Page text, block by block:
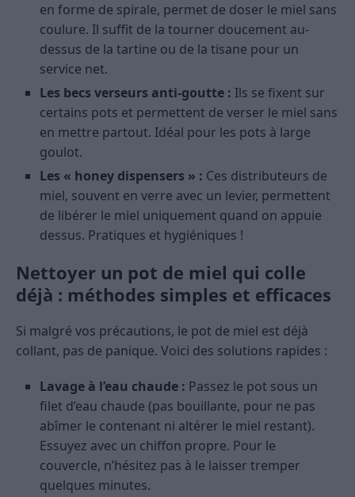
en forme de spirale, permet de doser le miel sans
coulure. Il suffit de la tourner doucement au-
dessus de la tartine ou de la tisane pour un
service net.
Les becs verseurs anti-goutte : Ils se fixent sur
certains pots et permettent de verser le miel sans
en mettre partout. Idéal pour les pots à large
goulot.
Les « honey dispensers » : Ces distributeurs de
miel, souvent en verre avec un levier, permettent
de libérer le miel uniquement quand on appuie
dessus. Pratiques et hygiéniques !
Nettoyer un pot de miel qui colle
déjà : méthodes simples et efficaces
Si malgré vos précautions, le pot de miel est déjà
collant, pas de panique. Voici des solutions rapides :
Lavage à l’eau chaude : Passez le pot sous un
filet d’eau chaude (pas bouillante, pour ne pas
abîmer le contenant ni altérer le miel restant).
Essuyez avec un chiffon propre. Pour le
couvercle, n’hésitez pas à le laisser tremper
quelques minutes.